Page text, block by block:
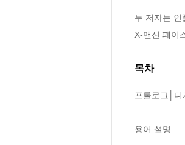
두 저자는 인
X-맨션 페이
목차
프롤로그│
용어 설명